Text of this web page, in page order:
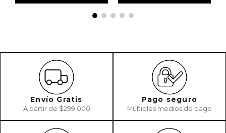
Envío Gratis
A partir de $299.000
Pago seguro
Múltiples medios de pago